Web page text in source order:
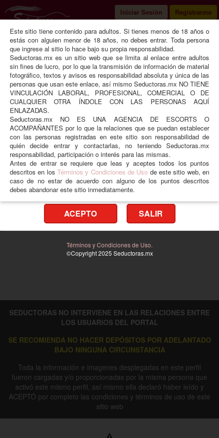
Iniciar Sesión Registrarme
Seductoras Morelos Cuernavaca
Jezz
Edad 25 años Peso 60 kgs
Estatura
1.50 mts Medidas
44-44-50
Tez Clara Ojos Café
Viajes
No Idiomas Español
Horario 12 am a 7pm Prefiero Solo hombres
📞
777-191-
9361
Escort en Cuernavaca,
Morelos.
❮ ❯
SEDUCTORAS NO INTERVIENE EN LAS RELACIONES ENTRE
LOS USUARIOS DEL PORTAL
SE RECOMIENDA NO HACER DEPÓSITOS POR ADELANTADO
BAJO NINGUNA CIRCUNSTANCIA
Toda la información e imagenes desplegadas en este perfil
fueron cargadas y/o proporcionadas por la misma persona que
activó este mismo perfil, así mismo ella declaró haber leído y
ACEPTÓ por completo las condiciones y términos de uso de este
sitio web
Este sitio tiene contenido para adultos. Si tienes menos de 18 años o
estás con alguien menor de 18 años, no debes entrar. Toda persona
que ingrese al sitio lo hace bajo su propia responsabilidad.
Seductoras.mx es un sitio web que se limita al enlace entre adultos
sin fines de lucro, por lo que la transmisión de información de material
fotográfico, textos y avisos es responsabilidad absoluta y única de las
personas que usan este enlace, así mismo Seductoras.mx NO TIENE
VINCULACIÓN LABORAL, PROFESIONAL, COMERCIAL O DE
CUALQUIER OTRA ÍNDOLE CON LAS PERSONAS AQUÍ
ENLAZADAS.
Seductoras.mx NO ES UNA AGENCIA DE ESCORTS O
ACOMPAÑANTES por lo que la relaciones que se puedan establecer
con las personas registradas en este sitio son responsabilidad de
quién decide entrar y contactarlas, no teniendo Seductoras.mx
responsabilidad, participación o interés para las mismas.
Antes de entrar se requiere que leas y aceptes todos los puntos
descritos en los Términos y Condiciones de Uso de este sitio web, en
caso de no estar de acuerdo con alguno de los puntos descritos
debes abandonar este sitio inmediatamente.
ACEPTO SALIR
Términos y Condiciones de Uso.
©Copyright 2025 Seductoras.mx